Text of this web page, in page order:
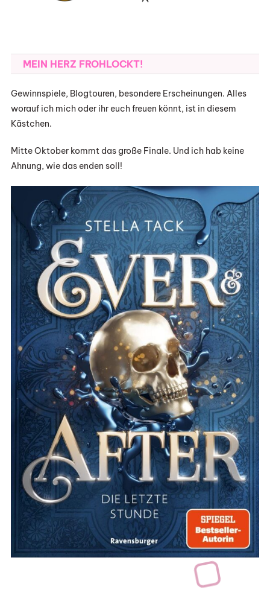
MEIN HERZ FROHLOCKT!
Gewinnspiele, Blogtouren, besondere Erscheinungen. Alles
worauf ich mich oder ihr euch freuen könnt, ist in diesem
Kästchen.
Mitte Oktober kommt das große Finale. Und ich hab keine
Ahnung, wie das enden soll!